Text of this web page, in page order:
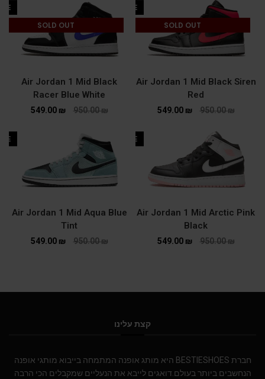
SALE
SOLD OUT
Air Jordan 1 Mid Black Siren
Red
950.00₪
549.00 ₪
SOLD OUT
Air Jordan 1 Mid Black
Racer Blue White
950.00₪
549.00 ₪
SALE
Air Jordan 1 Mid Arctic Pink
Black
950.00₪
549.00 ₪
Air Jordan 1 Mid Aqua Blue
Tint
950.00₪
549.00 ₪
קצת עלינו
חברת BESTIESHOES היא מותג אופנה המתמחה בייבוא מותגי אופנה
הנחשבים ביותר בעולם.דואגים לייבא את הנעליים שמקבלים הכי הרבה